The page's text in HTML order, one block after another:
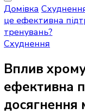
Домівка
це ефективна
тренувань?
Схуднення
Вплив
ефективна
досягнення